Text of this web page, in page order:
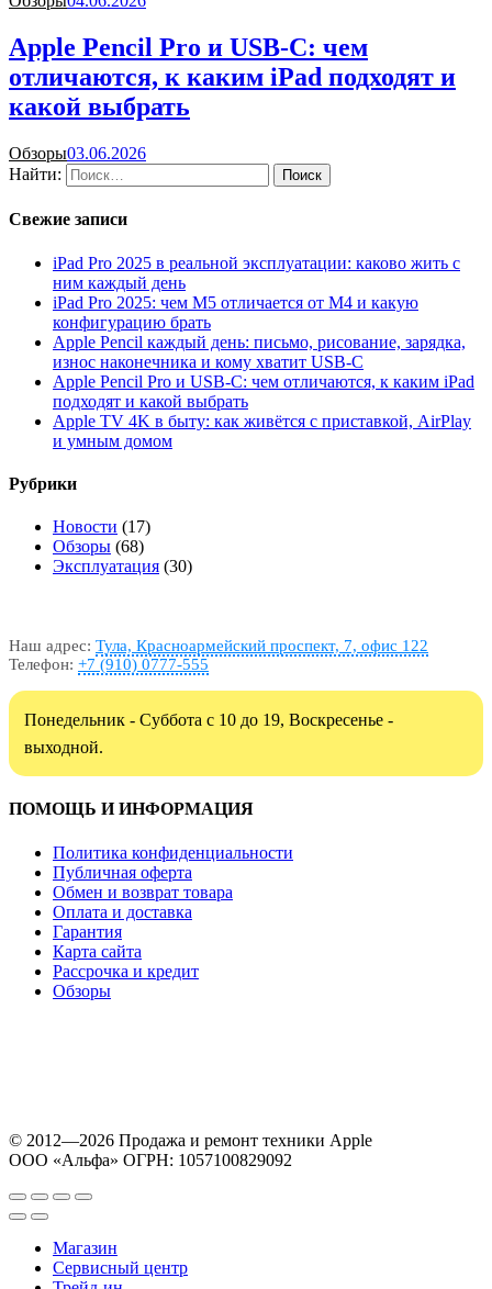
Apple Pencil Pro и USB-C: чем
отличаются, к каким iPad подходят и
какой выбрать
Обзоры03.06.2026
Найти:
Свежие записи
iPad Pro 2025 в реальной эксплуатации: каково жить с
ним каждый день
iPad Pro 2025: чем M5 отличается от M4 и какую
конфигурацию брать
Apple Pencil каждый день: письмо, рисование, зарядка,
износ наконечника и кому хватит USB-C
Apple Pencil Pro и USB-C: чем отличаются, к каким iPad
подходят и какой выбрать
Apple TV 4K в быту: как живётся с приставкой, AirPlay
и умным домом
Рубрики
Новости (17)
Обзоры (68)
Эксплуатация (30)
Наш адрес: Тула, Красноармейский проспект, 7, офис 122
Телефон: +7 (910) 0777-555
Понедельник - Суббота с 10 до 19, Воскресенье -
выходной.
ПОМОЩЬ И ИНФОРМАЦИЯ
Политика конфиденциальности
Публичная оферта
Обмен и возврат товара
Оплата и доставка
Гарантия
Карта сайта
Рассрочка и кредит
Обзоры
© 2012—2026 Продажа и ремонт техники Apple
ООО «Альфа» ОГРН: 1057100829092
Магазин
Сервисный центр